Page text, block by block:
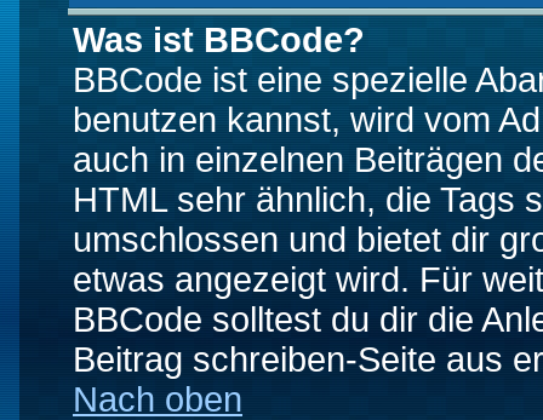
Was ist BBCode?
BBCode ist eine spezielle
benutzen kannst, wird vom
auch in einzelnen Beiträgen
HTML sehr ähnlich, die Tags
umschlossen und bietet dir
etwas angezeigt wird. Für
BBCode solltest du dir die
Beitrag schreiben-Seite aus
Nach oben